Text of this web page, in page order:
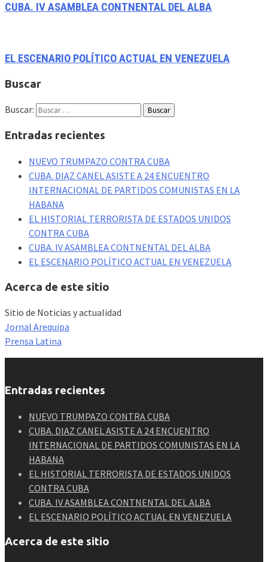
CUBA. IV ASAMBLEA CONTNENTAL DEL ALBA
EL ESCENARIO POLÍTICO ACTUAL EN VENEZUELA
Buscar
Buscar:
Entradas recientes
NUEVO TRUMPAZO CONTRA CUBA
CUBA. DIAZ CANEL ASISTE A 24 ENCUENTRO
INTERNACIONAL DE PARTIDOS COMUNISTAS EN LA
HABANA
EL HISTORIAL TERRORISTA DE ESTADOS UNIDOS
CONTRA CUBA
CUBA. IV ASAMBLEA CONTNENTAL DEL ALBA
EL ESCENARIO POLÍTICO ACTUAL EN VENEZUELA
Acerca de este sitio
Sitio de Noticias y actualidad
Jornal Arequipa
Prensa Latina
Entradas recientes
NUEVO TRUMPAZO CONTRA CUBA
CUBA. DIAZ CANEL ASISTE A 24 ENCUENTRO
INTERNACIONAL DE PARTIDOS COMUNISTAS EN LA
HABANA
EL HISTORIAL TERRORISTA DE ESTADOS UNIDOS
CONTRA CUBA
CUBA. IV ASAMBLEA CONTNENTAL DEL ALBA
EL ESCENARIO POLÍTICO ACTUAL EN VENEZUELA
Acerca de este sitio